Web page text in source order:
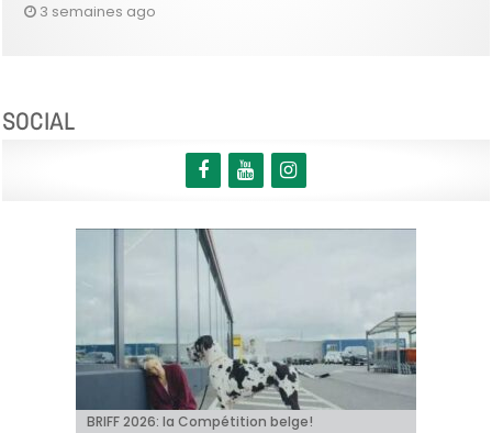
3 semaines ago
SOCIAL
BRIFF 2026: la Compétition belge!
« Coyote vs. Acme », le film maudit de
Capsule #147: « Notre Salut » d’Emmanuel
« Toy Story 5 » franchit le cap du milliard de
« Naughty »: Olivia Wilde réinvente la comédie